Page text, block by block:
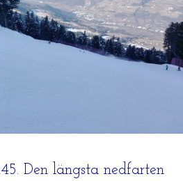
Den längsta nedfarten